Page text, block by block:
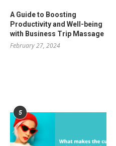
A Guide to Boosting
Productivity and Well-being
with Business Trip Massage
February 27, 2024
5